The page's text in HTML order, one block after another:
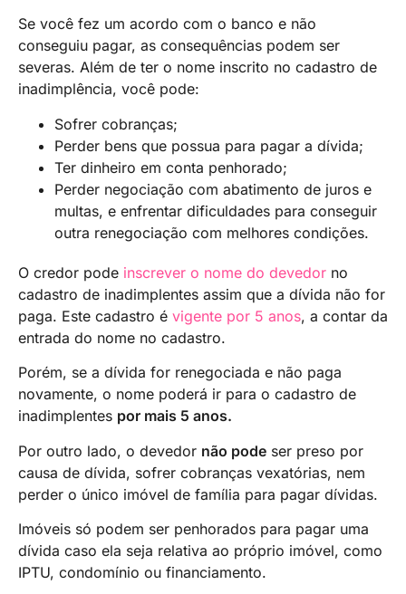
Se você fez um acordo com o banco e não
conseguiu pagar, as consequências podem ser
severas. Além de ter o nome inscrito no cadastro de
inadimplência, você pode:
Sofrer cobranças;
Perder bens que possua para pagar a dívida;
Ter dinheiro em conta penhorado;
Perder negociação com abatimento de juros e
multas, e enfrentar dificuldades para conseguir
outra renegociação com melhores condições.
O credor pode inscrever o nome do devedor no
cadastro de inadimplentes assim que a dívida não for
paga. Este cadastro é vigente por 5 anos, a contar da
entrada do nome no cadastro.
Porém, se a dívida for renegociada e não paga
novamente, o nome poderá ir para o cadastro de
inadimplentes por mais 5 anos.
Por outro lado, o devedor não pode ser preso por
causa de dívida, sofrer cobranças vexatórias, nem
perder o único imóvel de família para pagar dívidas.
Imóveis só podem ser penhorados para pagar uma
dívida caso ela seja relativa ao próprio imóvel, como
IPTU, condomínio ou financiamento.